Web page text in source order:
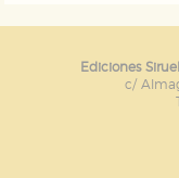
Ediciones
c/